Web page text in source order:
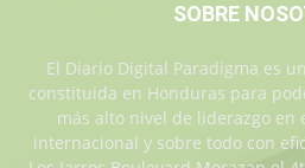
SOBRE
El Diario Digital Paradigma es
constituida en Honduras para
más alto nivel de liderazgo en
internacional y sobre todo con